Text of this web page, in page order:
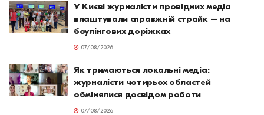
У Києві журналісти провідних медіа
влаштували справжній страйк – на
боулінгових доріжках
07/08/2026
Як тримаються локальні медіа:
журналісти чотирьох областей
обмінялися досвідом роботи
07/08/2026